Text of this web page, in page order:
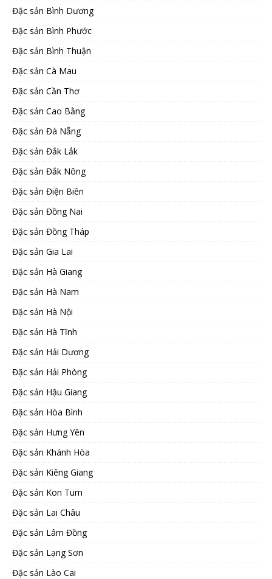
Đặc sản Bình Dương
Đặc sản Bình Phước
Đặc sản Bình Thuận
Đặc sản Cà Mau
Đặc sản Cần Thơ
Đặc sản Cao Bằng
Đặc sản Đà Nẵng
Đặc sản Đắk Lắk
Đặc sản Đắk Nông
Đặc sản Điện Biên
Đặc sản Đồng Nai
Đặc sản Đồng Tháp
Đặc sản Gia Lai
Đặc sản Hà Giang
Đặc sản Hà Nam
Đặc sản Hà Nội
Đặc sản Hà Tĩnh
Đặc sản Hải Dương
Đặc sản Hải Phòng
Đặc sản Hậu Giang
Đặc sản Hòa Bình
Đặc sản Hưng Yên
Đặc sản Khánh Hòa
Đặc sản Kiêng Giang
Đặc sản Kon Tum
Đặc sản Lai Châu
Đặc sản Lâm Đồng
Đặc sản Lạng Sơn
Đặc sản Lào Cai